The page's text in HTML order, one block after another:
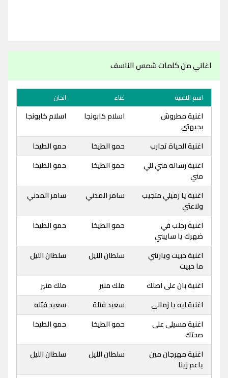
اغاني من كلمات شمس الناسف
اسم الاغنية غناء الحان
اغنية مطروش
بجيهتي
اسلام كابونجا اسلام كابونجا
اغنية الحياة تجارب حمو الطيخا
حمو الطيخا
اغنية رساله مني للي
مني
حمو الطيخا حمو الطيخا
اغنية يا زميلي متجيب
ولاعتي
سامر المدني سامر المدني
اغنية رجلب في
ضهرك يا سايبني
حمو الطيخا حمو الطيخا
اغنية حبيت ويارتني
ما حبيت
سلطان الليل سلطان الليل
اغنية بان على اصلك ملك منير
ملك منير
اغنية ايه يا زماني
سعيد فتلة
سعيد فتله
اغنية مسيلى على
صحتك
حمو الطيخا حمو الطيخا
اغنية مهرجان مين
ياعم زينا
سلطان الليل سلطان الليل